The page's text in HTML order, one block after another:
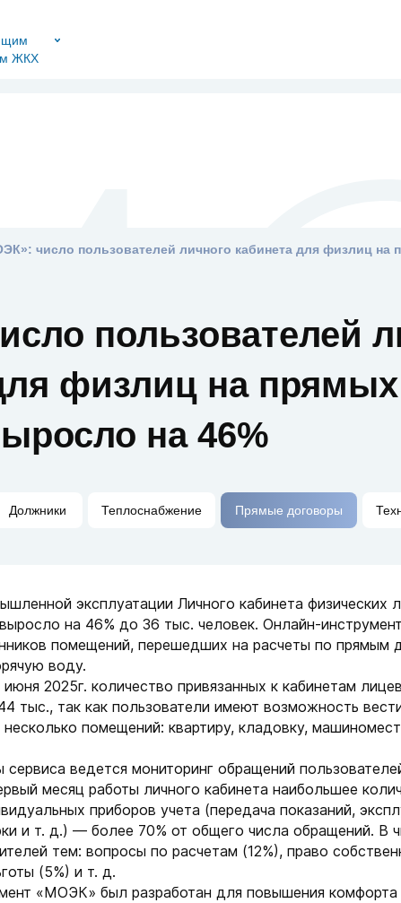
ЖКХ
пользователей
физлиц на
на 46%
Прямые договоры
Теплоснабжение
Должники
эксплуатации Личного кабинета физических
на 46% до 36 тыс. человек. Онлайн-
помещений, перешедших на расчеты по прямым
воду.
2025г. количество привязанных к кабинетам
тыс., так как пользователи имеют возможность
помещений: квартиру, кладовку,
ведется мониторинг обращений
месяц работы личного кабинета наибольшее
приборов учета (передача показаний,
и т. д.) — более 70% от общего числа обращений. В
тем: вопросы по расчетам (12%), право
(5%) и т. д.
«МОЭК» был разработан для повышения комфорта